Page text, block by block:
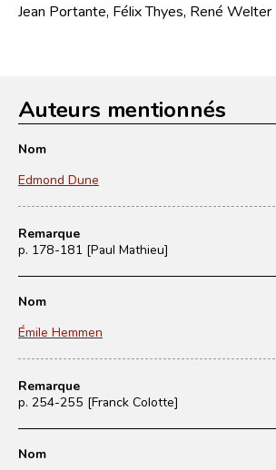
Jean Portante, Félix Thyes, René Welter
Auteurs mentionnés
Nom
Edmond Dune
Remarque
p. 178-181 [Paul Mathieu]
Nom
Émile Hemmen
Remarque
p. 254-255 [Franck Colotte]
Nom